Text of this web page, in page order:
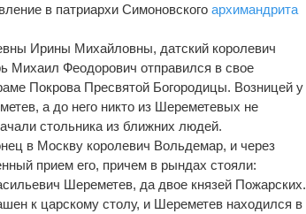
в патриархи Симоновскогоархимандрита
Ирины Михайловны, датский королевич
Михаил Феодорович отправился в свое
Покрова Пресвятой Богородицы. Возницей у
а до него никто из Шереметевых не
стольника из ближних людей.
в Москву королевич Вольдемар, и через
прием его, причем в рындах стояли:
Шереметев, да двое князей Пожарских.
к царскому столу, и Шереметев находился в